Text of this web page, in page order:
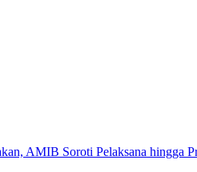
AMIB Soroti Pelaksana hingga